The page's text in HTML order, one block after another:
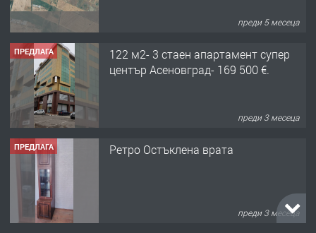
преди 5 месеца
ПРЕДЛАГА
122 м2- 3 стаен апартамент супер
център Асеновград- 169 500 €.
преди 3 месеца
ПРЕДЛАГА Ретро Остъклена врата
преди 3 месеца